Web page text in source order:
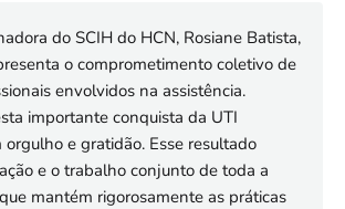
do SCIH do HCN, Rosiane Batista,
o comprometimento coletivo de
envolvidos na assistência.
importante conquista da UTI
orgulho e gratidão. Esse resultado
e o trabalho conjunto de toda a
mantém rigorosamente as práticas